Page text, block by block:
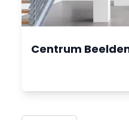
Centrum